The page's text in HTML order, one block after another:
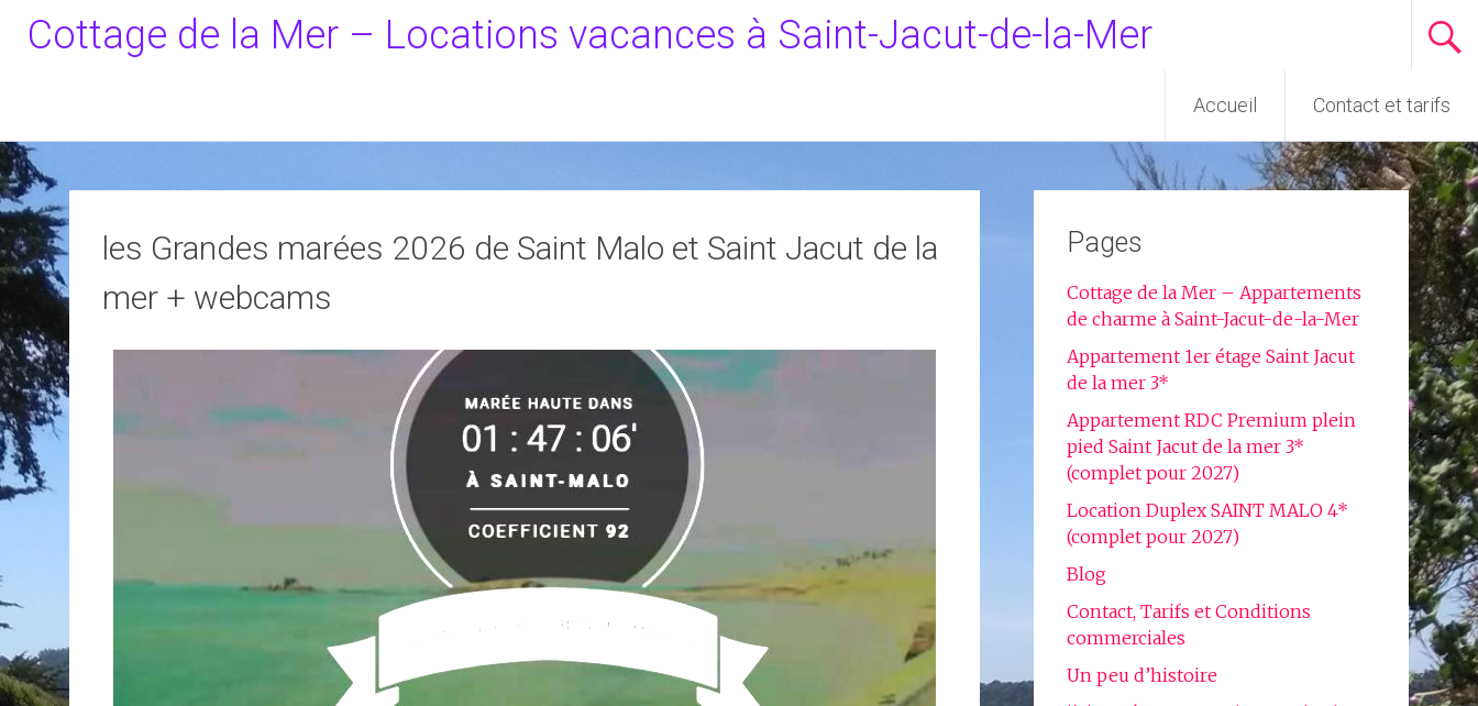
Cottage de la Mer – Locations vacances à Saint-Jacut-de-la-Mer
Accueil Contact et tarifs
les Grandes marées 2026 de Saint Malo et Saint Jacut de la
mer + webcams
Pages
Cottage de la Mer – Appartements
de charme à Saint-Jacut-de-la-Mer
Appartement 1er étage Saint Jacut
de la mer 3*
Appartement RDC Premium plein
pied Saint Jacut de la mer 3*
(complet pour 2027)
Location Duplex SAINT MALO 4*
(complet pour 2027)
Blog
Contact, Tarifs et Conditions
commerciales
Un peu d’histoire